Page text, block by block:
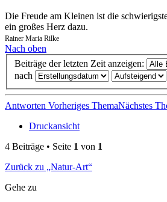
Die Freude am Kleinen ist die
ein großes Herz dazu.
Rainer Maria Rilke
Nach oben
Beiträge der letzten Zeit anzeigen:
nach
Antworten Vorheriges ThemaNächstes
Druckansicht
4 Beiträge • Seite 1 von 1
Zurück zu „Natur-Art“
Gehe zu